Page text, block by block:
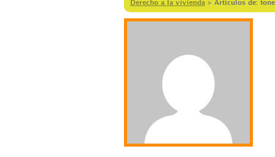
Derecho a la vivienda > Artículos de: